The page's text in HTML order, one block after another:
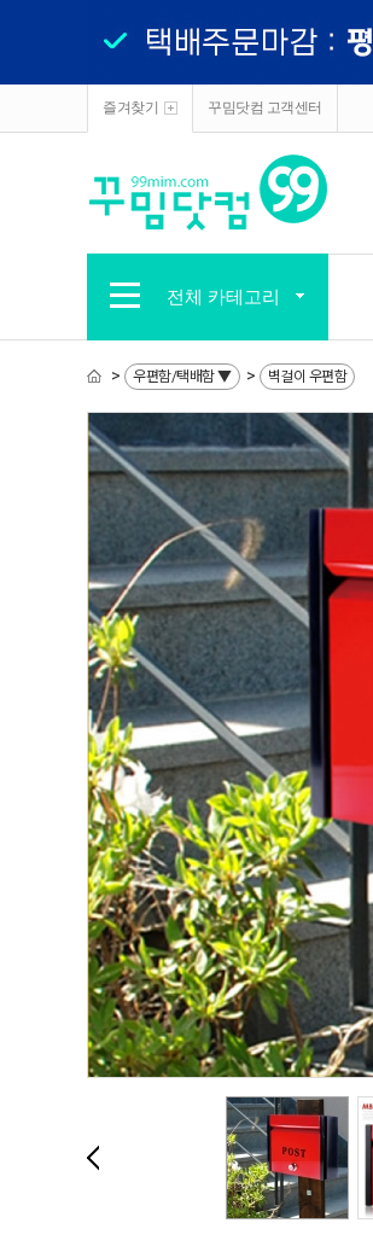
즐겨찾기 꾸밈닷컴 고객센터
전체 카테고리
> 우편함/택배함 ▼ > 벽걸이 우편함